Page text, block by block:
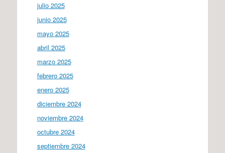
julio 2025
junio 2025
mayo 2025
abril 2025
marzo 2025
febrero 2025
enero 2025
diciembre 2024
noviembre 2024
octubre 2024
septiembre 2024